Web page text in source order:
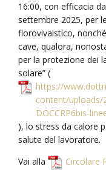
16:00, con efficacia
settembre 2025, per
florovivaistico,
cave, qualora,
per la protezione dei
solare” (
https://
content/uploads/
DOCCRP6bis-
), lo stress da calore
salute del lavoratore.
Vai alla
Circolare